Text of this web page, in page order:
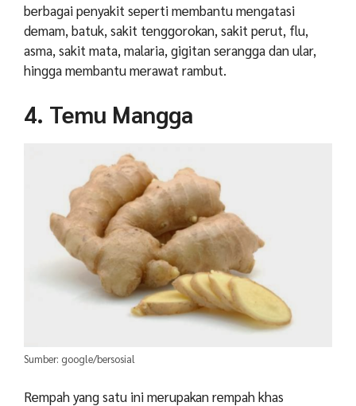
berbagai penyakit seperti membantu mengatasi
demam, batuk, sakit tenggorokan, sakit perut, flu,
asma, sakit mata, malaria, gigitan serangga dan ular,
hingga membantu merawat rambut.
4. Temu Mangga
Sumber: google/bersosial
Rempah yang satu ini merupakan rempah khas